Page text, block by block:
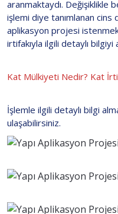
aranmaktaydı. Değişiklikle
işlemi diye tanımlanan cins
aplikasyon projesi
irtifakıyla ilgili detaylı bilgiyi
Kat Mülkiyeti Nedir? Kat
İşlemle ilgili detaylı bilgi
ulaşabilirsiniz.